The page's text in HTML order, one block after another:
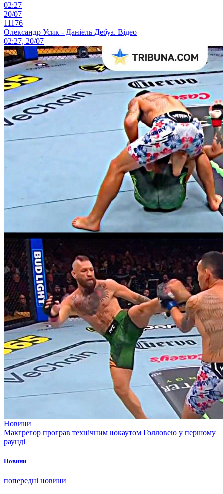
02:27
20/07
11176
Олександр Усик - Даніель Дебуа. Відео
02:27, 20/07
Новини
Макгрегор програв технічним нокаутом Голловею у першому
раунді
Новини
попередні новини